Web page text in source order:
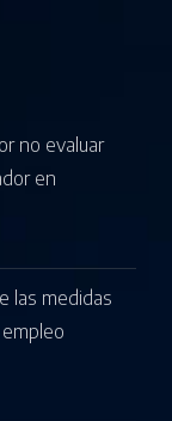
no evaluar
en
las medidas